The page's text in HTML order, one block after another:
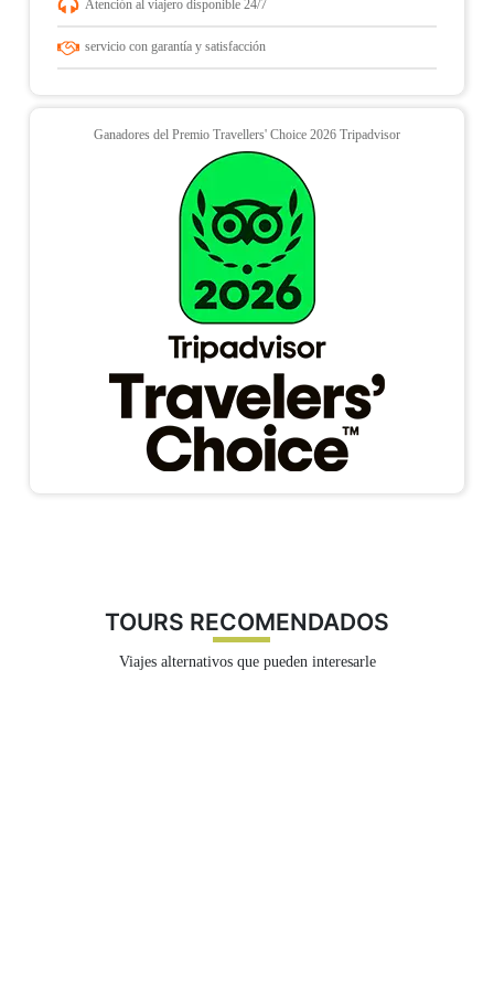
Solicita Disponibilidad
Llena el formulario de la web o escríbenos
WhatsAppindicando tu fecha de viaje
y número de personas.
Confirma con el 40%
Realiza el pago del adelanto (solo el40%
aseguremos tus tickets de tren y entradas a Machu
Picchu de inmediato.
restante (60%) lo pagas tranquilamente en efectivo o
al llegar a tu destino.
Atención al viajero disponible 24/7
servicio con garantía y satisfacción
Ganadores del Premio Travellers' Choice 2026 Tripadvisor
TOURS RECOMENDADOS
Viajes alternativos que pueden interesarle